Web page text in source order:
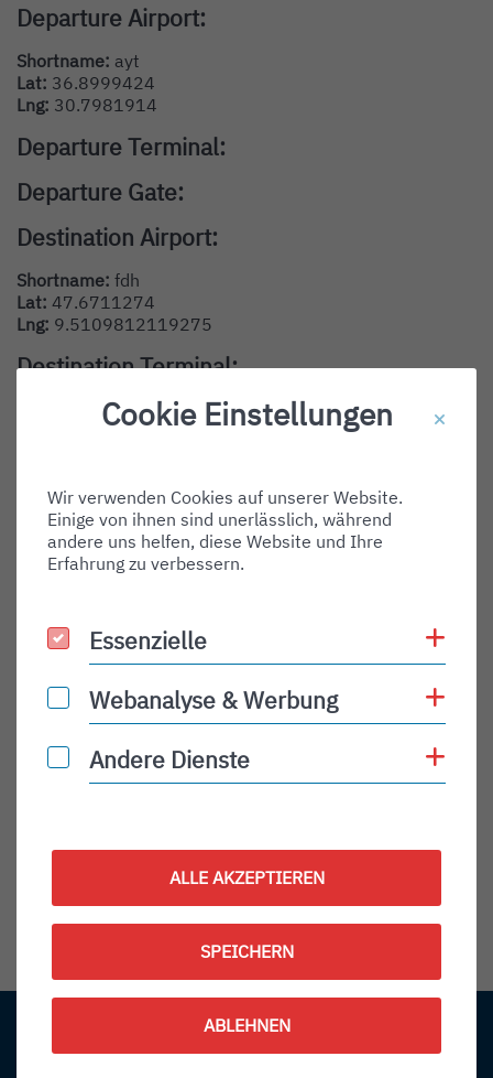
Departure Airport:
Shortname: ayt
Lat: 36.8999424
Lng: 30.7981914
Departure Terminal:
Departure Gate:
Destination Airport:
Shortname: fdh
Lat: 47.6711274
Lng: 9.5109812119275
Destination Terminal:
Destination Gate:
Shortname:
Type:
arrival
PLN
Status Description:
Checkin:
Codeshare:
Kontakt
Cookie Einstellungen
Wir verwenden Cookies auf unserer Website.
Einige von ihnen sind unerlässlich, während
andere uns helfen, diese Website und Ihre
Erfahrung zu verbessern.
Essenzielle
Essenzielle
Webanalyse & Werbung
Webanalyse & Werbung
Andere Dienste
Andere Dienste
ALLE AKZEPTIEREN
SPEICHERN
ABLEHNEN